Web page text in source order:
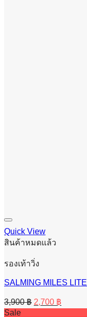
Quick View
สินค้าหมดแล้ว
รองเท้าวิ่ง
SALMING MILES
3,900฿ Original
price
2,700 ฿
price
Sale